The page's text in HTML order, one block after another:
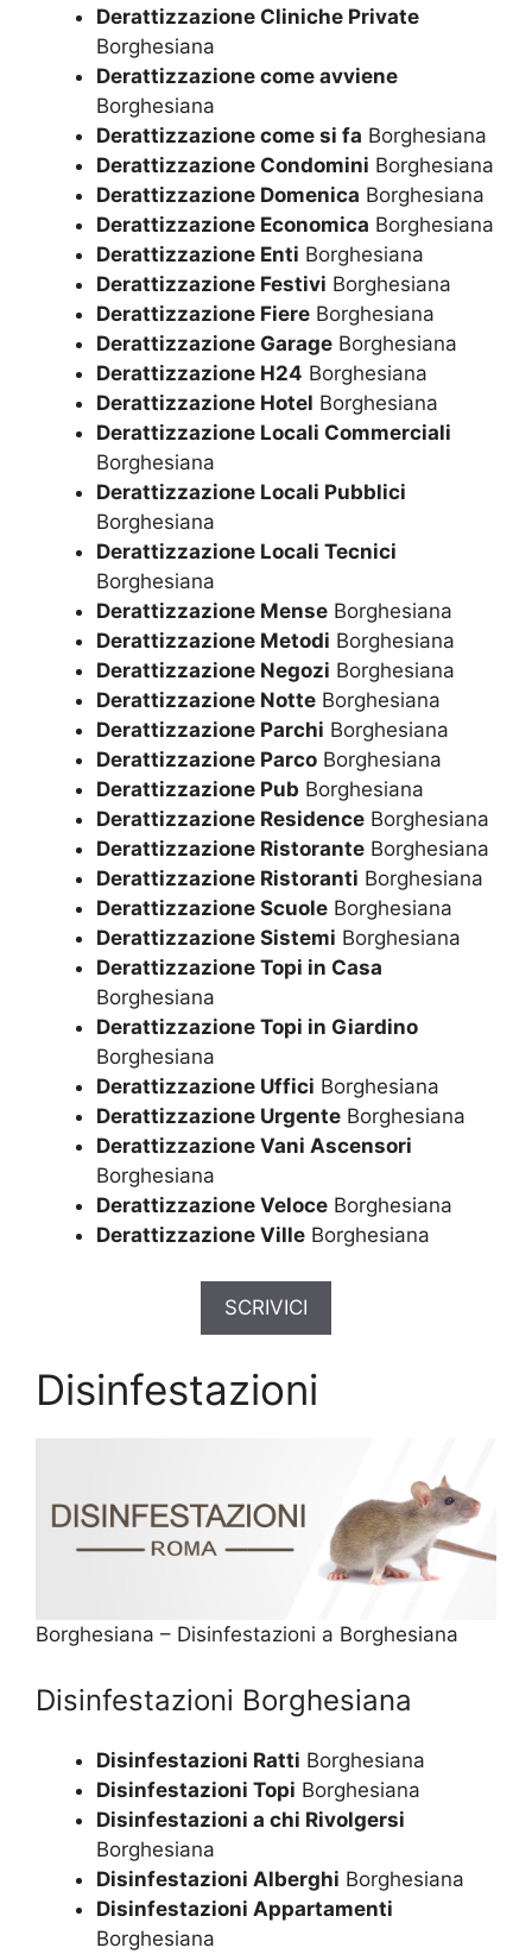
Derattizzazione Cliniche Private
Borghesiana
Derattizzazione come avviene
Borghesiana
Derattizzazione come si fa Borghesiana
Derattizzazione Condomini Borghesiana
Derattizzazione Domenica Borghesiana
Derattizzazione Economica Borghesiana
Derattizzazione Enti Borghesiana
Derattizzazione Festivi Borghesiana
Derattizzazione Fiere Borghesiana
Derattizzazione Garage Borghesiana
Derattizzazione H24 Borghesiana
Derattizzazione Hotel Borghesiana
Derattizzazione Locali Commerciali
Borghesiana
Derattizzazione Locali Pubblici
Borghesiana
Derattizzazione Locali Tecnici
Borghesiana
Derattizzazione Mense Borghesiana
Derattizzazione Metodi Borghesiana
Derattizzazione Negozi Borghesiana
Derattizzazione Notte Borghesiana
Derattizzazione Parchi Borghesiana
Derattizzazione Parco Borghesiana
Derattizzazione Pub Borghesiana
Derattizzazione Residence Borghesiana
Derattizzazione Ristorante Borghesiana
Derattizzazione Ristoranti Borghesiana
Derattizzazione Scuole Borghesiana
Derattizzazione Sistemi Borghesiana
Derattizzazione Topi in Casa
Borghesiana
Derattizzazione Topi in Giardino
Borghesiana
Derattizzazione Uffici Borghesiana
Derattizzazione Urgente Borghesiana
Derattizzazione Vani Ascensori
Borghesiana
Derattizzazione Veloce Borghesiana
Derattizzazione Ville Borghesiana
SCRIVICI
Disinfestazioni
Borghesiana – Disinfestazioni a Borghesiana
Disinfestazioni Borghesiana
Disinfestazioni Ratti Borghesiana
Disinfestazioni Topi Borghesiana
Disinfestazioni a chi Rivolgersi
Borghesiana
Disinfestazioni Alberghi Borghesiana
Disinfestazioni Appartamenti
Borghesiana